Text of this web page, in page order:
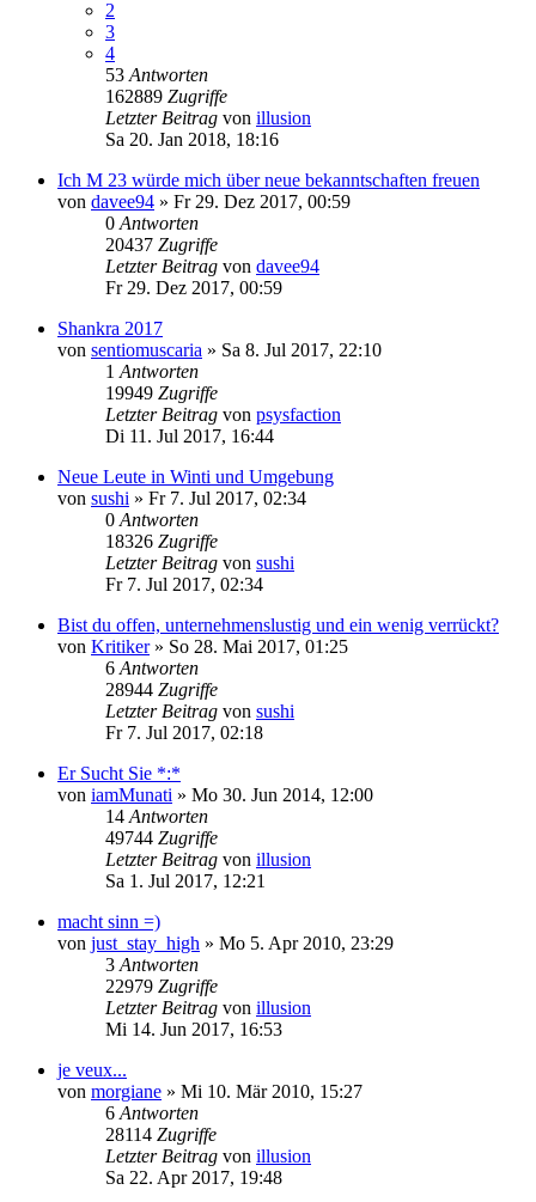
2
3
4
53 Antworten
162889 Zugriffe
Letzter Beitrag von illusion
Sa 20. Jan 2018, 18:16
Ich M 23 würde mich über neue bekanntschaften freuen
von davee94 » Fr 29. Dez 2017, 00:59
0 Antworten
20437 Zugriffe
Letzter Beitrag von davee94
Fr 29. Dez 2017, 00:59
Shankra 2017
von sentiomuscaria » Sa 8. Jul 2017, 22:10
1 Antworten
19949 Zugriffe
Letzter Beitrag von psysfaction
Di 11. Jul 2017, 16:44
Neue Leute in Winti und Umgebung
von sushi » Fr 7. Jul 2017, 02:34
0 Antworten
18326 Zugriffe
Letzter Beitrag von sushi
Fr 7. Jul 2017, 02:34
Bist du offen, unternehmenslustig und ein wenig verrückt?
von Kritiker» So 28. Mai 2017, 01:25
6 Antworten
28944 Zugriffe
Letzter Beitrag von sushi
Fr 7. Jul 2017, 02:18
Er Sucht Sie *:*
von iamMunati » Mo 30. Jun 2014, 12:00
14 Antworten
49744 Zugriffe
Letzter Beitrag von illusion
Sa 1. Jul 2017, 12:21
macht sinn =)
von just_stay_high » Mo 5. Apr 2010, 23:29
3 Antworten
22979 Zugriffe
Letzter Beitrag von illusion
Mi 14. Jun 2017, 16:53
je veux...
von morgiane » Mi 10. Mär 2010, 15:27
6 Antworten
28114 Zugriffe
Letzter Beitrag von illusion
Sa 22. Apr 2017, 19:48